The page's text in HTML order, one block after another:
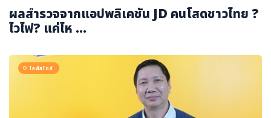
ผลสำรวจจากแอปพลิเคชัน JD คนโสดชาวไทย ?
ไวไฟ? แค่ไห ...
ไลฟ์สไตล์